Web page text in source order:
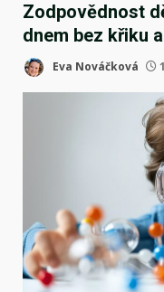
Zodpovědnost
dnem bez křiku
Eva Nováčková